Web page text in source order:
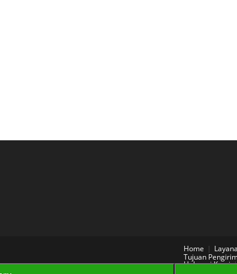
Home
Tujuan
Hubungi Kami